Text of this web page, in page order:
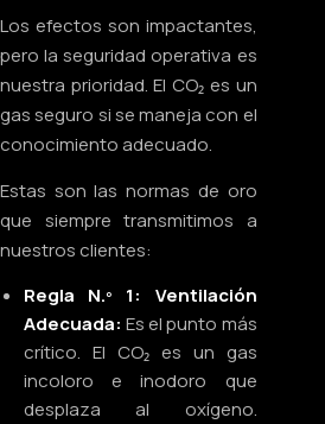
Los efectos son impactantes,
pero la seguridad operativa es
nuestra prioridad. El CO₂ es un
gas seguro si se maneja con el
conocimiento adecuado.
Estas son las normas de oro
que siempre transmitimos a
nuestros clientes:
Regla N.º 1: Ventilación
Adecuada: Es el punto más
crítico. El CO₂ es un gas
incoloro e inodoro que
desplaza al oxígeno.